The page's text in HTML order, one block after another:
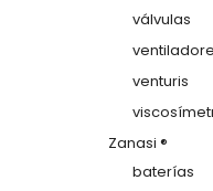
válvulas
venturis
Zanasi ®
baterías